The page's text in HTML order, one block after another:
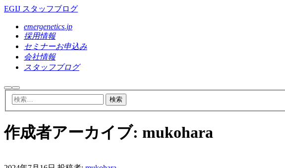
EGIJ スタッフブログ
emergenetics.jp
採用情報
セミナーお申込み
会社情報
スタッフブログ
検 メ
イ
ン
ニ
ュ
作成者アーカイブ: mukohara